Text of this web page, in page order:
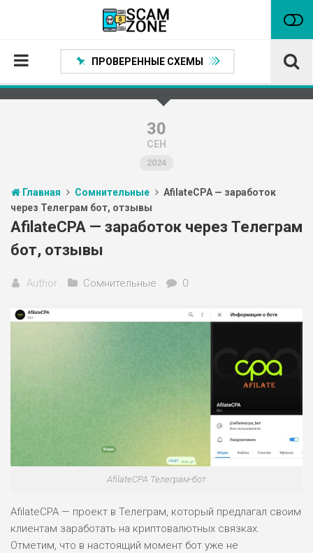
Проверенные способы заработка
Статьи
Партнеры
ПРОВЕРЕННЫЕ СХЕМЫ
30
СЕН
2024
Главная Сомнительные
AfilateCPA — заработок
через Телеграм бот, отзывы
AfilateCPA — заработок через Телеграм
бот, отзывы
Author Сомнительные 0
AfilateCPA Телеграм-бот
AfilateCPA — проект в Телеграм, который предлагал своим
клиентам заработать на криптовалютных связках.
Отметим, что в настоящий момент бот уже не